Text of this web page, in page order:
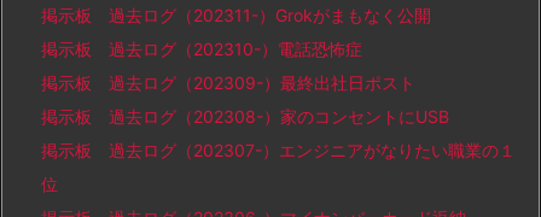
掲示板 過去ログ（202311-）Grokがまもなく公開
掲示板 過去ログ（202310-）電話恐怖症
掲示板 過去ログ（202309-）最終出社日ポスト
掲示板 過去ログ（202308-）家のコンセントにUSB
掲示板 過去ログ（202307-）エンジニアがなりたい職業の１
位